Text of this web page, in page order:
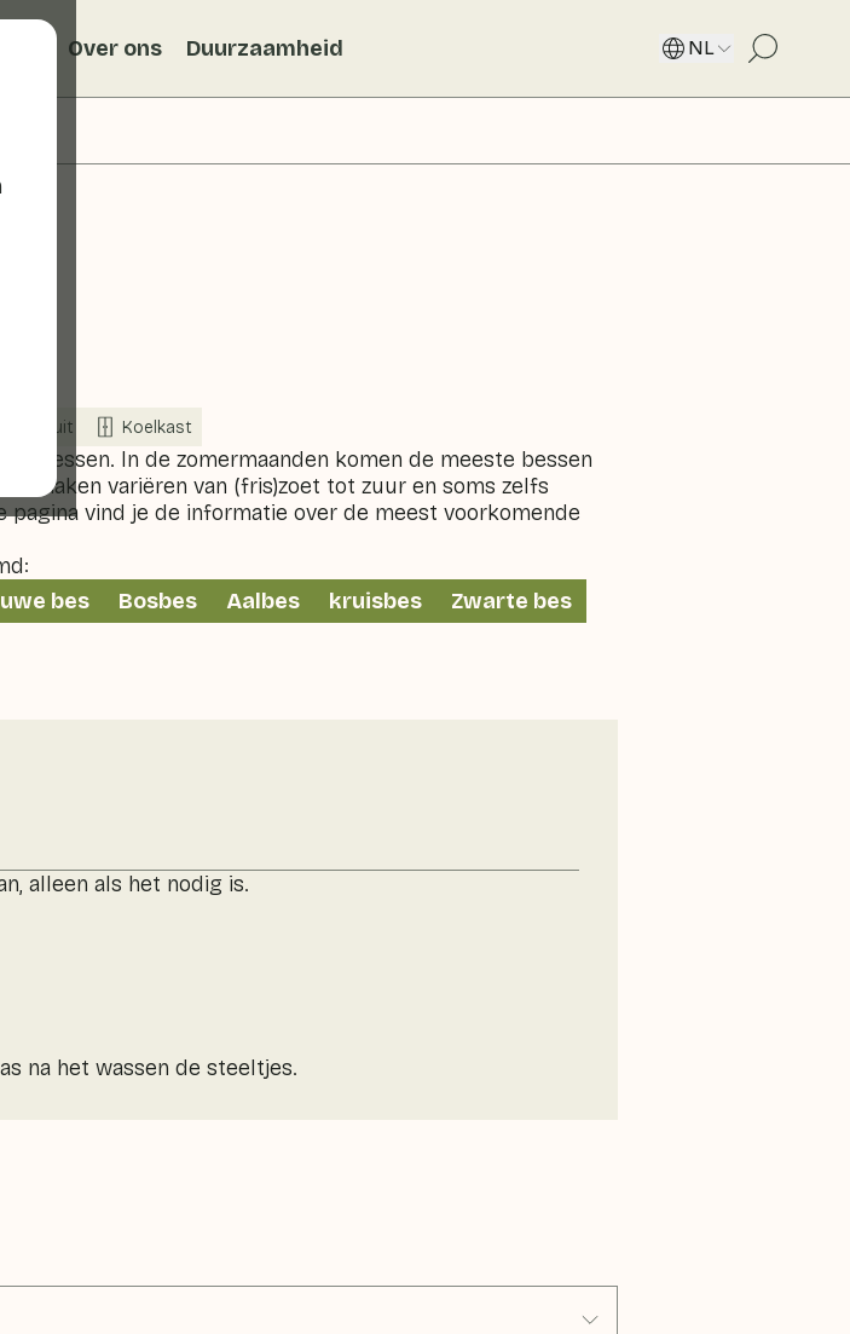
Over ons Duurzaamheid NL
Fruit Koelkast
bessen. In de zomermaanden komen de meeste bessen
smaken variëren van (fris)zoet tot zuur en soms zelfs
pagina vind je de informatie over de meest voorkomende
bes Bosbes Aalbes kruisbes Zwarte bes
alleen als het nodig is.
na het wassen de steeltjes.